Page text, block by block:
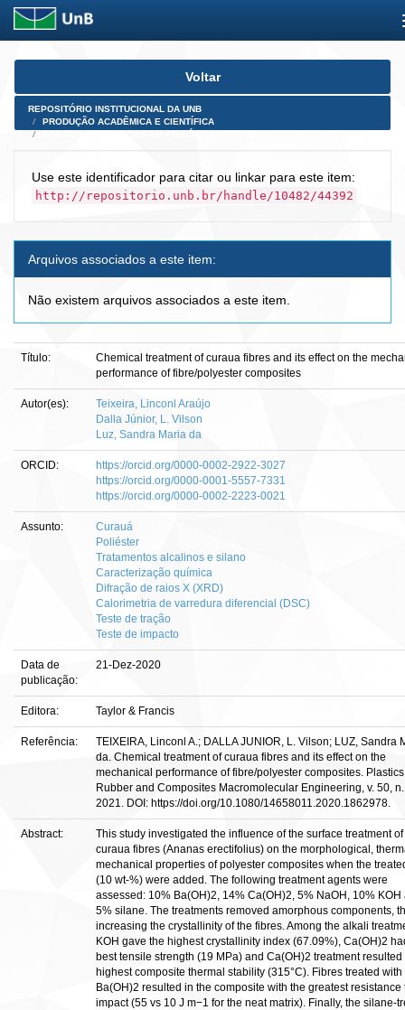
Skip
Voltar
REPOSITÓRIO INSTITUCIONAL DA UNB
PRODUÇÃO ACADÊMICA E CIENTÍFICA
Use este identificador para citar ou linkar para este item:
http://repositorio.unb.br/handle/10482/44392
Arquivos associados a este item:
Não existem arquivos associados a este item.
Título:
Chemical treatment of curaua fibres and its effect on the
performance of fibre/polyester composites
Autor(es):
Teixeira, Linconl Araújo
Dalla Júnior, L. Vilson
Luz, Sandra Maria da
ORCID:
https://orcid.org/0000-0002-2922-3027
https://orcid.org/0000-0001-5557-7331
https://orcid.org/0000-0002-2223-0021
Assunto:
Curauá
Poliéster
Tratamentos alcalinos e silano
Caracterização química
Difração de raios X (XRD)
Calorimetria de varredura diferencial (DSC)
Teste de tração
Teste de impacto
Data de
publicação:
21-Dez-2020
Editora: Taylor & Francis
Referência:
TEIXEIRA, Linconl A.; DALLA JUNIOR, L. Vilson; LUZ, Sandra
da. Chemical treatment of curaua fibres and its effect on the
mechanical performance of fibre/polyester composites.
Rubber and Composites Macromolecular Engineering, v. 50,
2021. DOI: https://doi.org/10.1080/14658011.2020.1862978.
Abstract:
This study investigated the influence of the surface treatment of
curaua fibres (Ananas erectifolius) on the morphological,
mechanical properties of polyester composites when the
(10 wt-%) were added. The following treatment agents were
assessed: 10% Ba(OH)2, 14% Ca(OH)2, 5% NaOH, 10% KOH
5% silane. The treatments removed amorphous components,
increasing the crystallinity of the fibres. Among the alkali
KOH gave the highest crystallinity index (67.09%), Ca(OH)2
best tensile strength (19 MPa) and Ca(OH)2 treatment resulted
highest composite thermal stability (315°C). Fibres treated with
Ba(OH)2 resulted in the composite with the greatest resistance
impact (55 vs 10 J m−1 for the neat matrix). Finally, the silane-